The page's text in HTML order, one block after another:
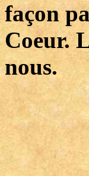
façon
Coeur.
nous.